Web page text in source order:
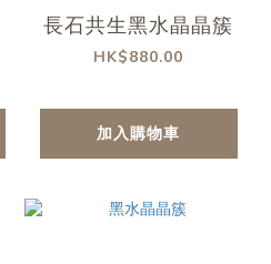
長石共生黑水晶晶簇
HK$880.00
加入購物車